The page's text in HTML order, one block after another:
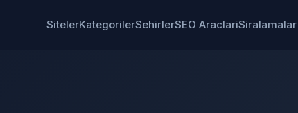
SitelerKategorilerSehirlerSEO AraclariSiralamalar